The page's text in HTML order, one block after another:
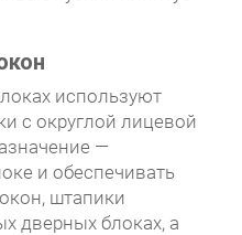
используют
с округлой лицевой
—
и обеспечивать
штапики
дверных блоках, а